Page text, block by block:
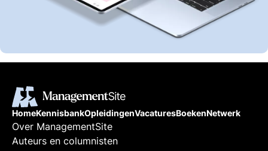
HomeKennisbankOpleidingenVacaturesBoekenNetwerk
Over ManagementSite
Auteurs en columnisten